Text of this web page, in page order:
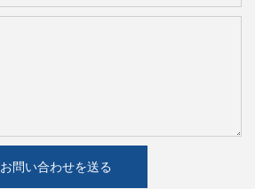
お問い合わせを送る